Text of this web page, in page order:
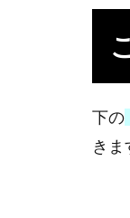
下の
きま